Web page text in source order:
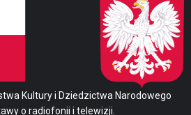
Kultury i Dziedzictwa Narodowego
o radiofonii i telewizji.